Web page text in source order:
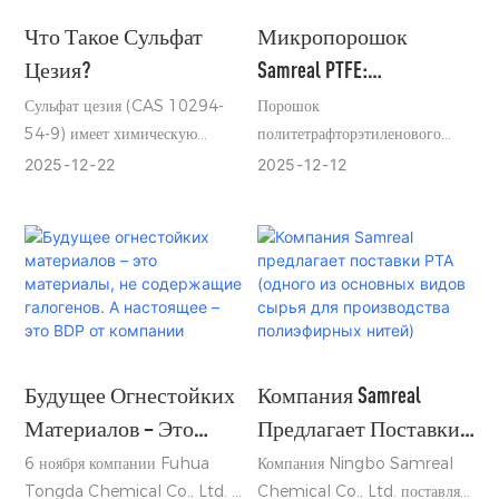
пестицидной и
фармацевтической
промышленности.
Что Такое Сульфат
Цезия?
Сульфат цезия (CAS 10294-
54-9) имеет химическую
формулу Cs₂SO₄,
°C. Характеризуется
кристаллической структурой
без запаха и негигроскопичен в
нормальных условиях, что
хранении и транспортировке. В
отличие от многих других
солей цезия, Cs₂SO₄ обладает
исключительной
2025 12 22
Микропорошок
Samreal PTFE:
Мгновенное
Повышение
Эффективности Для
Покрытий.
Порошок
политетрафторэтиленового
воска, также известный как
представляет собой
высокоэффективную
многофункциональную
промышленную добавку.
устойчивостью к высоким и
химической коррозии, высокой
износостойкостью и стабильной
2025 12 12
Будущее Огнестойких
Материалов – Это
Материалы, Не
6 ноября компании Fuhua
Tongda Chemical Co., Ltd. и
Компания Samreal
Предлагает Поставки
PTA (одного Из
Компания Ningbo Samreal
Chemical Co., Ltd. поставляет